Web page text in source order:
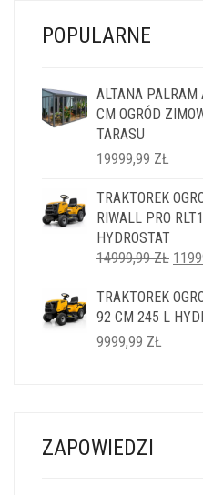
POPULARNE
ALTANA
CM OGRÓD
TARASU
19999,99 ZŁ
TRAKTOREK
RIWALL PRO
HYDROSTAT
14999,99ZŁ
TRAKTOREK
92 CM 245 L
9999,99 ZŁ
ZAPOWIEDZI